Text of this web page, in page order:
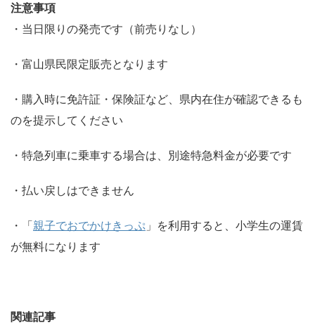
注意事項
・当日限りの発売です（前売りなし）
・富山県民限定販売となります
・購入時に免許証・保険証など、県内在住が確認できるも
のを提示してください
・特急列車に乗車する場合は、別途特急料金が必要です
・払い戻しはできません
・「親子でおでかけきっぷ 」を利用すると、小学生の運賃
が無料になります
関連記事